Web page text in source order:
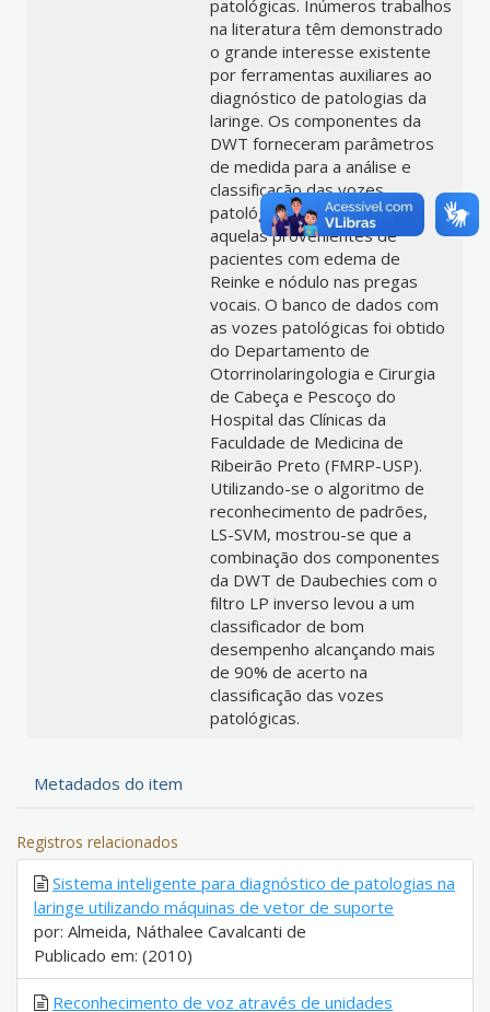
patológicas. Inúmeros trabalhos
na literatura têm demonstrado
o grande interesse existente
por ferramentas auxiliares ao
diagnóstico de patologias da
laringe. Os componentes da
DWT forneceram parâmetros
de medida para a análise e
classificação das vozes
patológicas, principalmente
aquelas provenientes de
pacientes com edema de
Reinke e nódulo nas pregas
vocais. O banco de dados com
as vozes patológicas foi obtido
do Departamento de
Otorrinolaringologia e Cirurgia
de Cabeça e Pescoço do
Hospital das Clínicas da
Faculdade de Medicina de
Ribeirão Preto (FMRP-USP).
Utilizando-se o algoritmo de
reconhecimento de padrões,
LS-SVM, mostrou-se que a
combinação dos componentes
da DWT de Daubechies com o
filtro LP inverso levou a um
classificador de bom
desempenho alcançando mais
de 90% de acerto na
classificação das vozes
patológicas.
Metadados do item
Registros relacionados
Sistema inteligente para diagnóstico de patologias na
laringe utilizando máquinas de vetor de suporte
por: Almeida, Náthalee Cavalcanti de
Publicado em: (2010)
Reconhecimento de voz através de unidades